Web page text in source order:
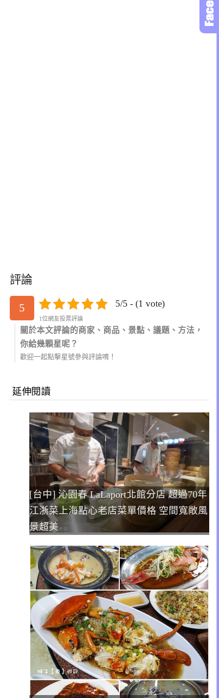
評論
5 5/5 - (1 vote)
1位網友投票評論
關於本文評論的商家、商品、景點、議題、方法，
你給幾顆星呢？
歡迎一起點擊星號參與評論唷！
延伸閱讀
[台中] 沁園春 LaLaport北館分店 超過70年
江浙菜上海點心老店菜單價格 空間寬敞風
景超美